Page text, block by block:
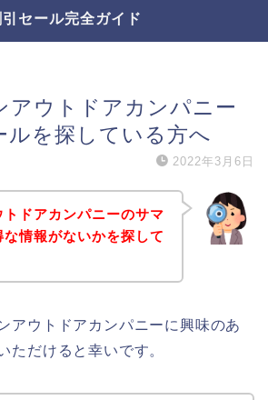
セール完全ガイド
アウトドアカンパニー
ルを探している方へ
2022年3月6日
ドアカンパニーのサマ
情報がないかを探して
アウトドアカンパニーに興味のあ
ただけると幸いです。